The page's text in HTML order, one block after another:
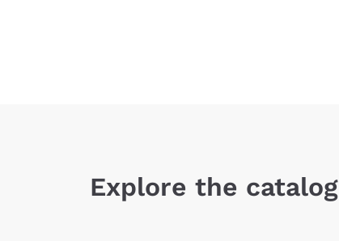
Explore the catalog